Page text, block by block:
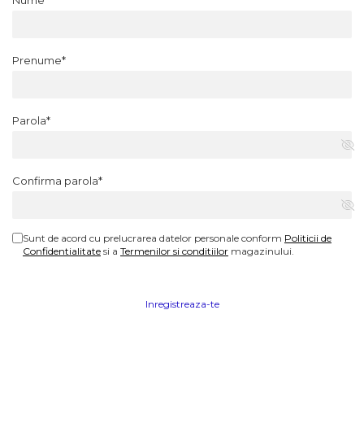
Prenume*
Parola*
Confirma parola*
Sunt de acord cu prelucrarea datelor personale conform Politicii de
Confidentialitate si a Termenilor si conditiilor magazinului.
Inregistreaza-te